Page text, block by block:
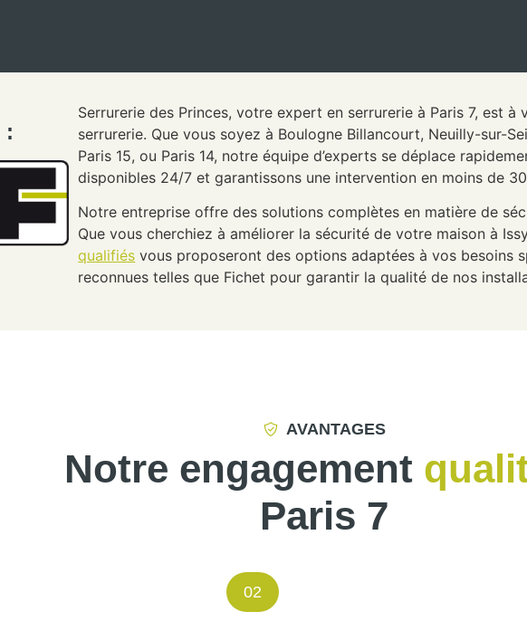
:
Serrurerie des Princes, votre expert en serrurerie à Paris 7, est
serrurerie. Que vous soyez à Boulogne Billancourt, Neuilly-sur-
Paris 15, ou Paris 14, notre équipe d’experts se déplace
disponibles 24/7 et garantissons une intervention en moins de
Notre entreprise offre des solutions complètes en matière de
Que vous cherchiez à améliorer la sécurité de votre maison à
qualifiés vous proposeront des options adaptées à vos besoins
reconnues telles que Fichet pour garantir la qualité de nos
AVANTAGES
Notre engagement
Paris 7
02